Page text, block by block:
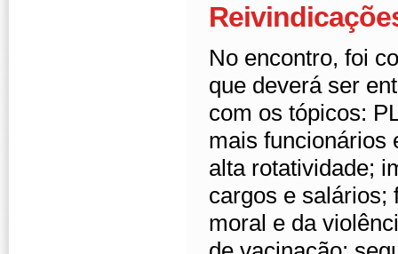
No encontro, foi
que deverá ser
com os tópicos:
mais funcionários
alta rotatividade;
cargos e salários;
moral e da